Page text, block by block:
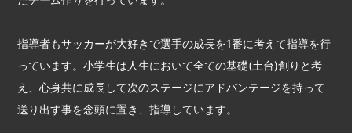
指導者もサッカーが大好きで選手の成長を1番に考えて指導を行
っています。小学生は人生において全ての基礎(土台)創りと考
え、心身共に成長して次のステージにアドバンテージを持って
送り出す事を念頭に置き、指導しています。